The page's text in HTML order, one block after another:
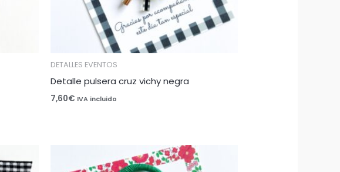
DETALLES EVENTOS
Detalle pulsera cruz vichy negra
7,60€ IVA incluido